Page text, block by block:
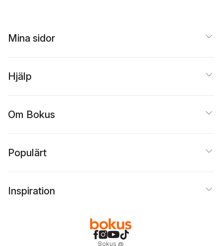
Mina sidor
Hjälp
Om Bokus
Populärt
Inspiration
Bokus @